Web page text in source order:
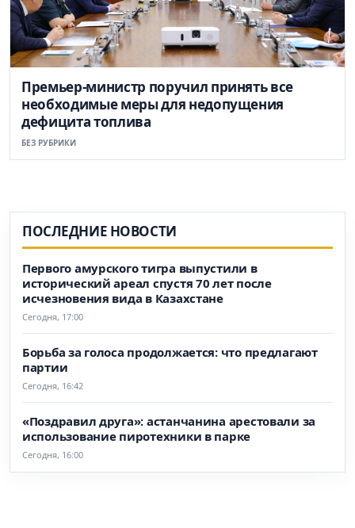
Премьер-министр поручил принять все
необходимые меры для недопущения
дефицита топлива
БЕЗ РУБРИКИ
ПОСЛЕДНИЕ НОВОСТИ
Первого амурского тигра выпустили в
исторический ареал спустя 70 лет после
исчезновения вида в Казахстане
Сегодня, 17:00
Борьба за голоса продолжается: что предлагают
партии
Сегодня, 16:42
«Поздравил друга»: астанчанина арестовали за
использование пиротехники в парке
Сегодня, 16:00